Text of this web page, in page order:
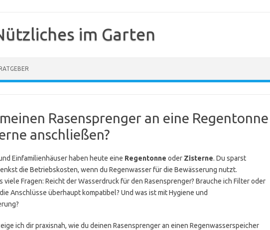
im Garten
Rasensprenger an eine Regentonne
anschließen?
Einfamilienhäuser haben heute eine Regentonne oder Zisterne. Du sparst
die Betriebskosten, wenn du Regenwasser für die Bewässerung nutzt.
viele Fragen: Reicht der Wasserdruck für den Rasensprenger? Brauche ich Filter oder
Anschlüsse überhaupt kompatibel? Und was ist mit Hygiene und
ich dir praxisnah, wie du deinen Rasensprenger an einen Regenwasserspeicher